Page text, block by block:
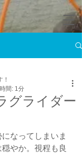
グライダー
間: 1分
なってしまいま
やか。視程も良